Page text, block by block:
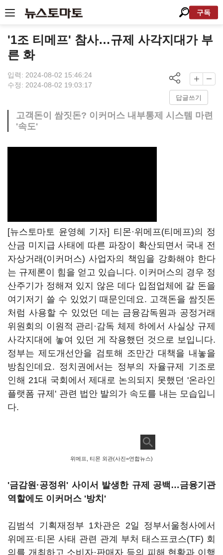
구독
'1조 티메프' 참사…규제 사각지대가 부
른 화
입력: 2024-08-02 15:46:24
수정: 2024-08-02 19:03:17
답글쓰기
고객돈이 쌈짓돈? 이커머스 내부통제 시스템 마련
'속도'
[뉴스토마토 윤영혜 기자] 티몬·위메프(티메프)의 정
산금 미지급 사태에 따른 파장이 확산되면서 국내 전
자상거래(이커머스) 사업자의 책임을 강화해야 한다
는 규제론이 힘을 얻고 있습니다. 이커머스의 경우 정
산주기가 정해져 있지 않은 데다 입점업체에 갈 돈을
여기저기 쓸 수 있었기 때문인데요. 고객돈을 쌈짓돈
처럼 사용할 수 있었던 데는 금융감독원과 공정거래
위원회의 이원적 관리 ·감독 체제 하에서 사실상 규제
사각지대에 놓여 있던 게 작용했던 것으로 보입니다.
정부는 제도개선안을 검토해 조만간 대책을 내놓을
방침인데요. 정치권에서는 정부의 자율규제 기조로
인해 21대 국회에서 제대로 논의되지 못했던 '온라인
플랫폼 규제' 관련 법안 발의가 속도를 내는 모습입니
다.
위메프, 티몬 외관(사진=연합뉴스)
'금감원·공정위' 사이서 발생한 규제 공백…금융기관
역할에도 이커머스 '방치'
김범석 기획재정부 1차관은 2일 정부서울청사에서
위메프·티몬 사태 관련 관계 부처 태스프코스(TF) 회
의를 개최하고 소비자·판매자 등의 피해 현황과 이행